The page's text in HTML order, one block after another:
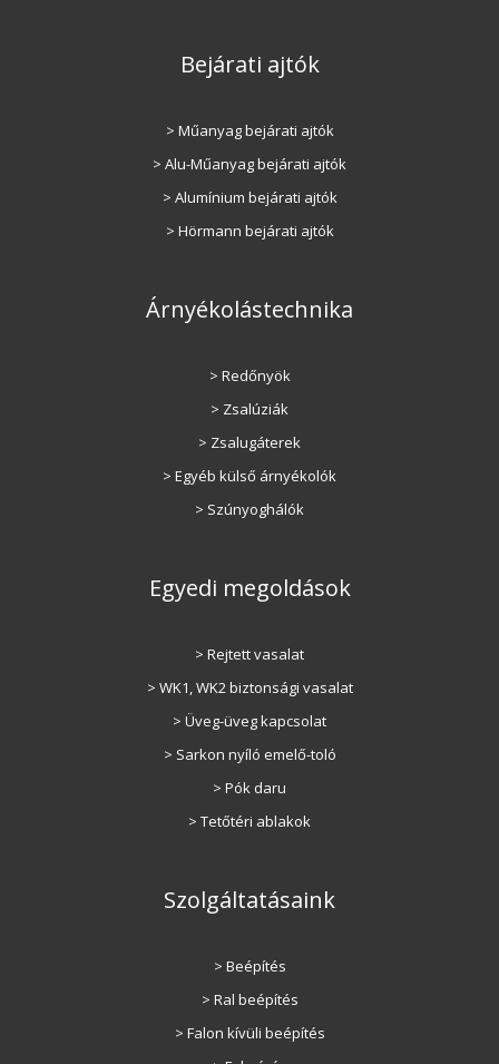
Bejárati ajtók
> Műanyag bejárati ajtók
> Alu-Műanyag bejárati ajtók
> Alumínium bejárati ajtók
> Hörmann bejárati ajtók
Árnyékolástechnika
> Redőnyök
> Zsalúziák
> Zsalugáterek
> Egyéb külső árnyékolók
> Szúnyoghálók
Egyedi megoldások
> Rejtett vasalat
> WK1, WK2 biztonsági vasalat
> Üveg-üveg kapcsolat
> Sarkon nyíló emelő-toló
> Pók daru
> Tetőtéri ablakok
Szolgáltatásaink
> Beépítés
> Ral beépítés
> Falon kívüli beépítés